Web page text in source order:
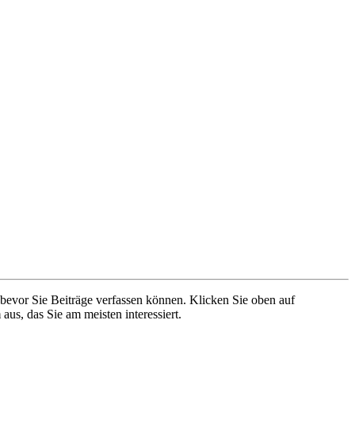
Sie Beiträge verfassen können. Klicken Sie oben auf
das Sie am meisten interessiert.